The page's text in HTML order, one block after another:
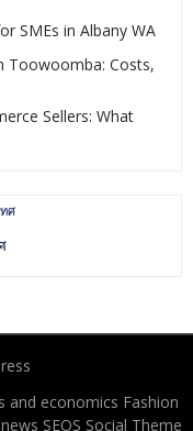
SMEs in Albany WA
Toowoomba: Costs,
Sellers: What
ศ
and economics Fashion
SEOS Social Theme